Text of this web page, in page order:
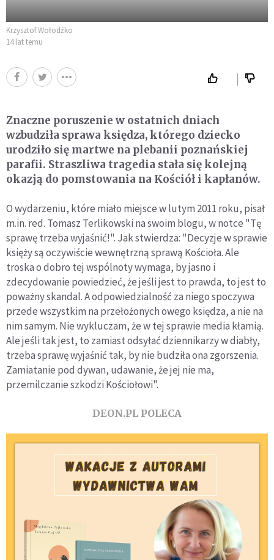
Krzysztof Wołodźko
14 lat temu
Znaczne poruszenie w ostatnich dniach
wzbudziła sprawa księdza, którego dziecko
urodziło się martwe na plebanii poznańskiej
parafii. Straszliwa tragedia stała się kolejną
okazją do pomstowania na Kościół i kapłanów.
O wydarzeniu, które miało miejsce w lutym 2011 roku, pisał
m.in. red. Tomasz Terlikowski na swoim blogu, w notce "Tę
sprawę trzeba wyjaśnić!". Jak stwierdza: "Decyzje w sprawie
księży są oczywiście wewnętrzną sprawą Kościoła. Ale
troska o dobro tej wspólnoty wymaga, by jasno i
zdecydowanie powiedzieć, że jeśli jest to prawda, to jest to
poważny skandal. A odpowiedzialność za niego spoczywa
przede wszystkim na przełożonych owego księdza, a nie na
nim samym. Nie wykluczam, że w tej sprawie media kłamią.
Ale jeśli tak jest, to zamiast odsyłać dziennikarzy w diabły,
trzeba sprawę wyjaśnić tak, by nie budziła ona zgorszenia.
Zamiatanie pod dywan, udawanie, że jej nie ma,
przemilczanie szkodzi Kościołowi".
DEON.PL POLECA